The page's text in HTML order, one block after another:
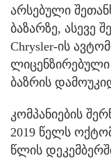
არსებული
ბაზარზე, ასევე
Chrysler-ის
ბაზრის
კომპანიების
2019 წელს
წლის